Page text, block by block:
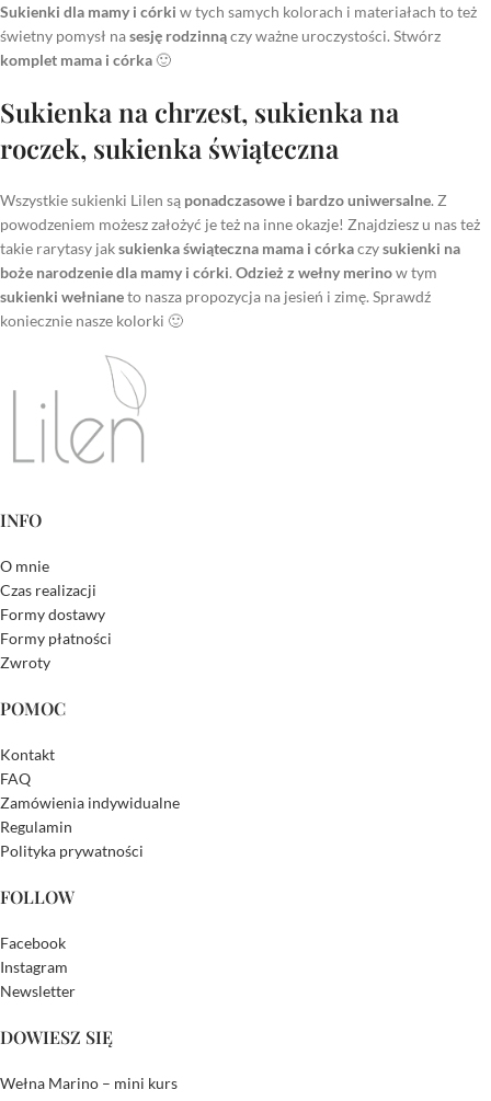
Sukienki dla mamy i córki w tych samych kolorach i materiałach to też
świetny pomysł nasesję rodzinnączy ważne uroczystości. Stwórz
komplet mama i córka 🙂
Sukienka na chrzest, sukienka na
roczek, sukienka świąteczna
Wszystkie sukienki Lilen są ponadczasowe i bardzo uniwersalne. Z
powodzeniem możesz założyć je też na inne okazje! Znajdziesz u nas też
takie rarytasy jaksukienka świąteczna mama i córkaczysukienki na
boże narodzenie dla mamy i córki. Odzież z wełny merinow tym
sukienki wełnianeto nasza propozycja na jesień i zimę. Sprawdź
koniecznie nasze kolorki 🙂
INFO
O mnie
Czas realizacji
Formy dostawy
Formy płatności
Zwroty
POMOC
Kontakt
FAQ
Zamówienia indywidualne
Regulamin
Polityka prywatności
FOLLOW
Facebook
Instagram
Newsletter
DOWIESZ SIĘ
Wełna Marino – mini kurs